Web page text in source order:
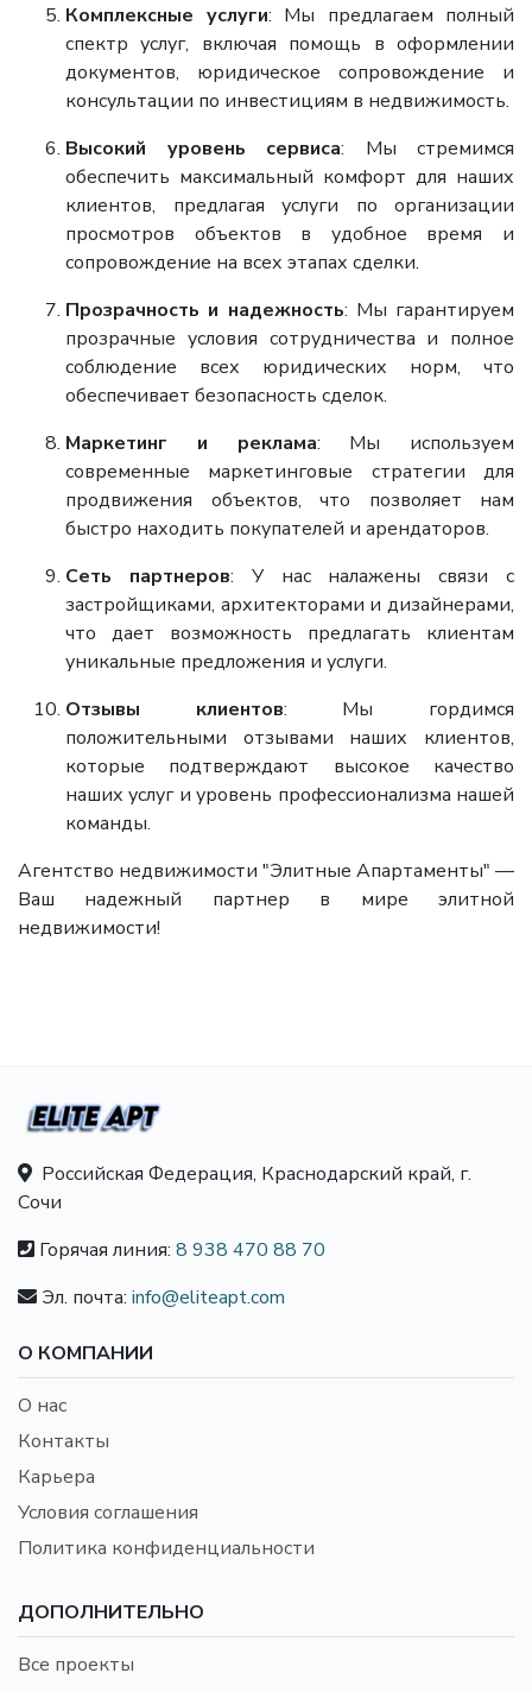
Комплексные услуги: Мы предлагаем полный
спектр услуг, включая помощь в оформлении
документов, юридическое сопровождение и
консультации по инвестициям в недвижимость.
Высокий уровень сервиса: Мы стремимся
обеспечить максимальный комфорт для наших
клиентов, предлагая услуги по организации
просмотров объектов в удобное время и
сопровождение на всех этапах сделки.
Прозрачность и надежность: Мы гарантируем
прозрачные условия сотрудничества и полное
соблюдение всех юридических норм, что
обеспечивает безопасность сделок.
Маркетинг и реклама: Мы используем
современные маркетинговые стратегии для
продвижения объектов, что позволяет нам
быстро находить покупателей и арендаторов.
Сеть партнеров: У нас налажены связи с
застройщиками, архитекторами и дизайнерами,
что дает возможность предлагать клиентам
уникальные предложения и услуги.
Отзывы клиентов: Мы гордимся
положительными отзывами наших клиентов,
которые подтверждают высокое качество
наших услуг и уровень профессионализма нашей
команды.
Агентство недвижимости "Элитные Апартаменты" —
Ваш надежный партнер в мире элитной
недвижимости!
Российская Федерация, Краснодарский край, г.
Сочи
Горячая линия: 8 938 470 88 70
Эл. почта: info@eliteapt.com
О КОМПАНИИ
О нас
Контакты
Карьера
Условия соглашения
Политика конфиденциальности
ДОПОЛНИТЕЛЬНО
Все проекты